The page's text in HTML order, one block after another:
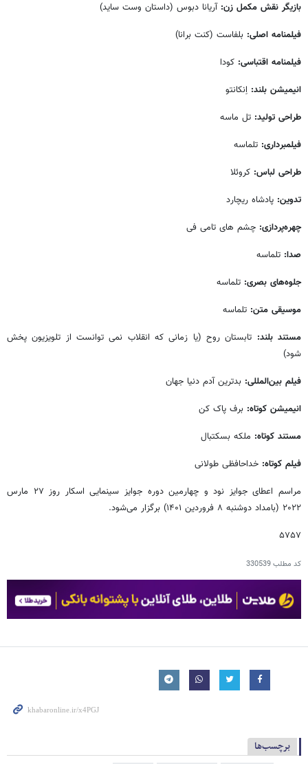
بازیگر نقش مکمل زن:آریانا دبوس (داستان وست ساید)
فیلمنامه اصلی: بلفاست (کنت برانا)
فیلمنامه اقتباسی: کودا
انیمیشن بلند: اِنکانتو
طراحی تولید: تل ماسه
فیلمبرداری: تلماسه
طراحی لباس: کروئلا
تدوین: پادشاه ریچارد
چهره‌پردازی: چشم های تامی فی
صدا: تلماسه
جلوه‌های بصری: تلماسه
موسیقی متن: تلماسه
مستند بلند: تابستان روح (یا زمانی که انقلاب نمی توانست از تلویزیون پخش
شود)
فیلم بین‌المللی: بدترین آدم دنیا جهان
انیمیشن کوتاه: برف پاک کن
مستند کوتاه: ملکه بسکتبال
فیلم کوتاه: خداحافظی طولانی
مراسم اعطای جوایز نود و چهارمین دوره جوایز سینمایی اسکار روز ۲۷ مارس
۲۰۲۲ (بامداد دوشنبه ۸ فروردین ۱۴۰۱) برگزار می‌شود.
۵۷۵۷
کد مطلب330539
برچسب‌ها